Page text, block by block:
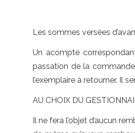
Les sommes versées
Un acompte
passation de la
l’exemplaire à retourner. Il
AU CHOIX DU
Il ne fera l’objet d’aucun